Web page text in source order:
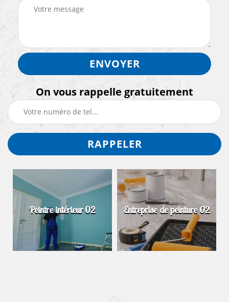
On vous rappelle gratuitement
Peintre intérieur 02 Entreprise de peinture 02